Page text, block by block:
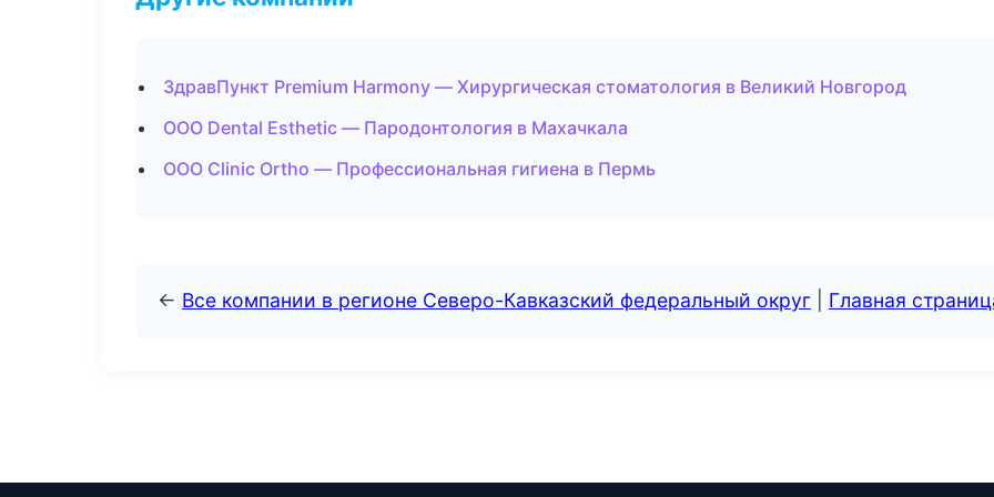
ЗдравПункт Premium Harmony — Хирургическая стоматология в Великий Новгород
ООО Dental Esthetic — Пародонтология в Махачкала
ООО Clinic Ortho — Профессиональная гигиена в Пермь
← Все компании в регионе Северо-Кавказский федеральный округ Главная